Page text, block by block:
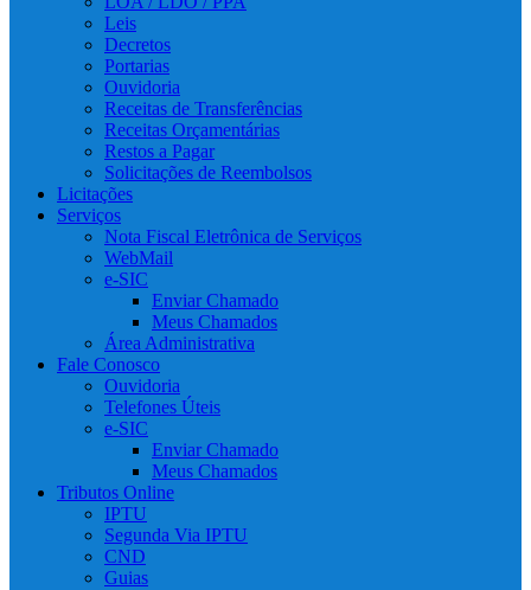
Leis
Decretos
Portarias
Ouvidoria
Receitas de Transferências
Receitas Orçamentárias
Restos a Pagar
Solicitações de Reembolsos
Licitações
Serviços
Nota Fiscal Eletrônica de Serviços
WebMail
e-SIC
Enviar Chamado
Meus Chamados
Área Administrativa
Fale Conosco
Ouvidoria
Telefones Úteis
e-SIC
Enviar Chamado
Meus Chamados
Tributos Online
IPTU
Segunda Via IPTU
CND
Guias